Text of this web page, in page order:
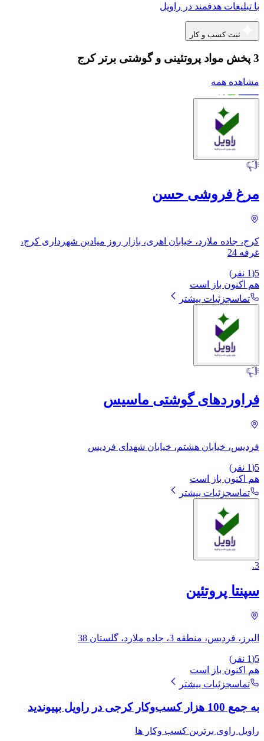
با تبلیغات هدفمند در راویل
ثبت کسب و کار
3 پخش مواد پروتئینی و گوشتی برتر کرج
مشاهده همه
مرغ فروشی حسن
کرج، جاده ملارد، خیابان اهری، بازار روز میادین شهرداری کرج،
غرفه 24
5
(
1 نفر)
هم اکنون باز است
تماسجزئیات بیشتر
فراوردهای گوشتی ماسیس
فردیس، خیابان هشتم، خیابان شهدای فردیس
5
(
1 نفر)
هم اکنون باز است
تماسجزئیات بیشتر
3
.
سپنتا پروتئین
البرز، فردیس، منطقه 3، جاده ملارد، گلستان 38
5
(
1 نفر)
هم اکنون باز است
تماسجزئیات بیشتر
به جمع 100 هزار کسب‌وکار کرجی در راویل بپیوندید
راویل راوی برترین کسب وکار ها